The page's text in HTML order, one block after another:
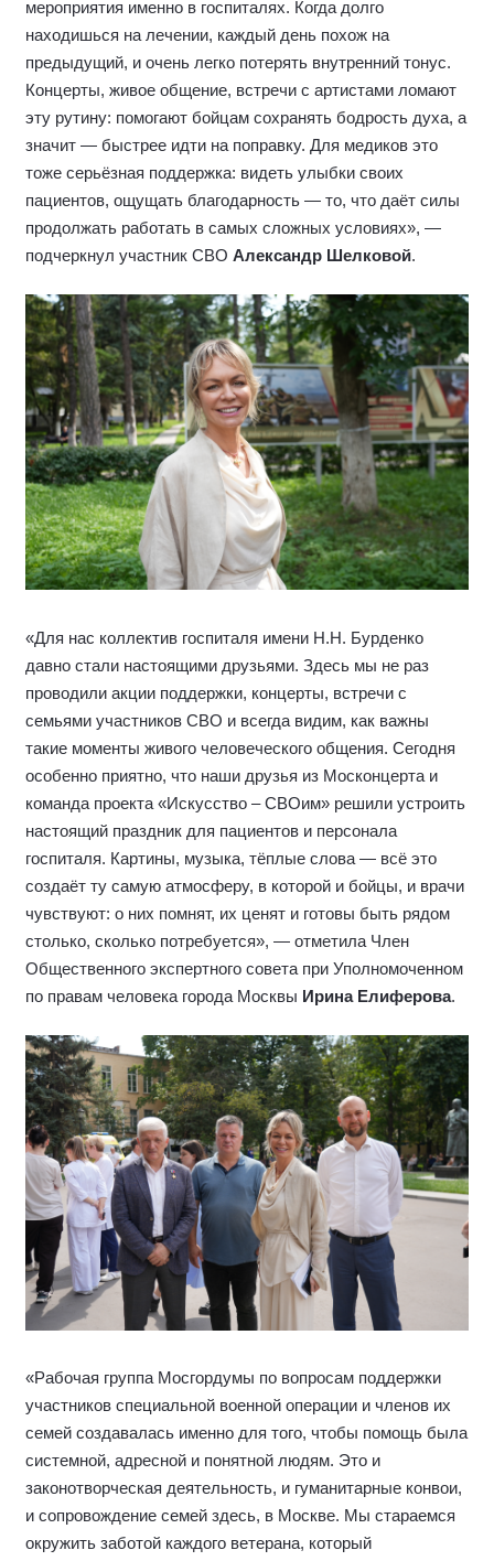
мероприятия именно в госпиталях. Когда долго
находишься на лечении, каждый день похож на
предыдущий, и очень легко потерять внутренний тонус.
Концерты, живое общение, встречи с артистами ломают
эту рутину: помогают бойцам сохранять бодрость духа, а
значит — быстрее идти на поправку. Для медиков это
тоже серьёзная поддержка: видеть улыбки своих
пациентов, ощущать благодарность — то, что даёт силы
продолжать работать в самых сложных условиях», —
подчеркнул участник СВО Александр Шелковой.
«Для нас коллектив госпиталя имени Н.Н. Бурденко
давно стали настоящими друзьями. Здесь мы не раз
проводили акции поддержки, концерты, встречи с
семьями участников СВО и всегда видим, как важны
такие моменты живого человеческого общения. Сегодня
особенно приятно, что наши друзья из Москонцерта и
команда проекта «Искусство – СВОим» решили устроить
настоящий праздник для пациентов и персонала
госпиталя. Картины, музыка, тёплые слова — всё это
создаёт ту самую атмосферу, в которой и бойцы, и врачи
чувствуют: о них помнят, их ценят и готовы быть рядом
столько, сколько потребуется», — отметила Член
Общественного экспертного совета при Уполномоченном
по правам человека города Москвы Ирина Елиферова.
«Рабочая группа Мосгордумы по вопросам поддержки
участников специальной военной операции и членов их
семей создавалась именно для того, чтобы помощь была
системной, адресной и понятной людям. Это и
законотворческая деятельность, и гуманитарные конвои,
и сопровождение семей здесь, в Москве. Мы стараемся
окружить заботой каждого ветерана, который